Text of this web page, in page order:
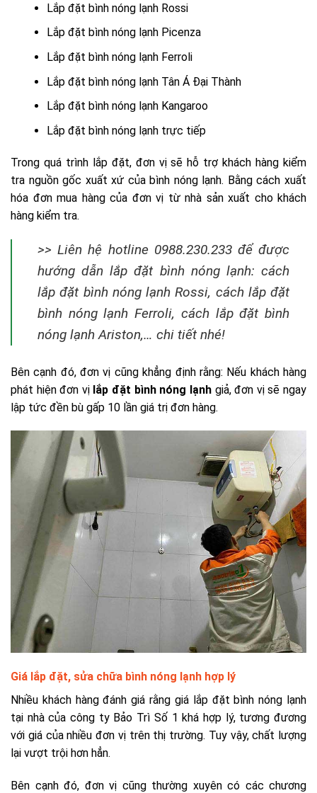
Lắp đặt bình nóng lạnh Rossi
Lắp đặt bình nóng lạnh Picenza
Lắp đặt bình nóng lạnh Ferroli
Lắp đặt bình nóng lạnh Tân Á Đại Thành
Lắp đặt bình nóng lạnh Kangaroo
Lắp đặt bình nóng lạnh trực tiếp
Trong quá trình lắp đặt, đơn vị sẽ hỗ trợ khách hàng kiểm
tra nguồn gốc xuất xứ của bình nóng lạnh. Bằng cách xuất
hóa đơn mua hàng của đơn vị từ nhà sản xuất cho khách
hàng kiểm tra.
>> Liên hệ hotline 0988.230.233 để được
hướng dẫn lắp đặt bình nóng lạnh: cách
lắp đặt bình nóng lạnh Rossi, cách lắp đặt
bình nóng lạnh Ferroli, cách lắp đặt bình
nóng lạnh Ariston,… chi tiết nhé!
Bên cạnh đó, đơn vị cũng khẳng định rằng: Nếu khách hàng
phát hiện đơn vị lắp đặt bình nóng lạnhgiả, đơn vị sẽ ngay
lập tức đền bù gấp 10 lần giá trị đơn hàng.
Giá lắp đặt, sửa chữa bình nóng lạnh hợp lý
Nhiều khách hàng đánh giá rằng giá lắp đặt bình nóng lạnh
tại nhà của công ty Bảo Trì Số 1 khá hợp lý, tương đương
với giá của nhiều đơn vị trên thị trường. Tuy vậy, chất lượng
lại vượt trội hơn hẳn.
Bên cạnh đó, đơn vị cũng thường xuyên có các chương